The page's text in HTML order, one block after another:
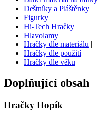
Deštníky a Pláštěnky |
Figurky |
Hi-Tech Hračky |
Hlavolamy |
Hračky dle materiálu |
Hračky dle použití|
Hračky dle věku
Doplňující obsah
Hračky Hopík